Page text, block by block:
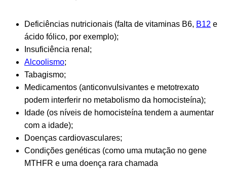
Deficiências nutricionais (falta de vitaminas B6, B12 e
ácido fólico, por exemplo);
Insuficiência renal;
Alcoolismo;
Tabagismo;
Medicamentos (anticonvulsivantes e metotrexato
podem interferir no metabolismo da homocisteína);
Idade (os níveis de homocisteína tendem a aumentar
com a idade);
Doenças cardiovasculares;
Condições genéticas (como uma mutação no gene
MTHFR e uma doença rara chamada